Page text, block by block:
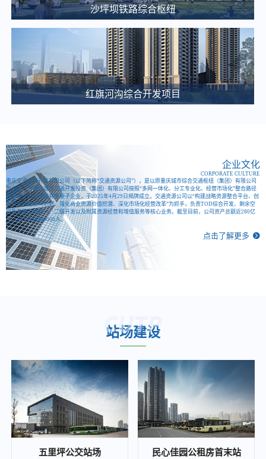
2025-03-14
关于九曲河智慧停车站场综合开发项目投资收益可行性研究咨询单位的比选公告
关于微电园站一体化综合开发项目咨询代理服务比选公告
2025-03-12
大竹林站TOD项目施工图审查中选候选人公示
2025-03-11
重庆东站交通枢纽项目项目建设合规性审查比选公告
2025-03-06
2025-03-04
2025-02-24
重庆城市综合交通枢纽(集团)有限公司 大竹林站TOD项目施工图审查比选公告
2025-02-22
陈庹路综合大楼空置房屋招租公告
沙坪坝铁路综合枢纽
红旗河沟综合开发项目
企业文化
CORPORATE CULTURE
重庆交通资源开发有限公司（以下简称“交通资源公司”），是以原重庆城市综合交通枢纽（集团）有限公司
为主体，由重庆城市交通开发投资（集团）有限公司按照“多网一体化、分工专业化、经营市场化”整合路径
改组设立的市属国有重要子企业，于2025年4月29日揭牌成立。交通资源公司以“构建战略资源整合平台、创
新开发经营协同机制、强化商业资源价值挖潜、深化市场化经营改革”为抓手，负责TOD综合开发、剩余空
间及存量土地的一、二级开发以及附属资源经营和增值服务等核心业务。截至目前，公司资产总额近280亿
元，员工队伍逾4000人。
点击了解更多
站场建设
五里坪公交站场 民心佳园公租房首末站